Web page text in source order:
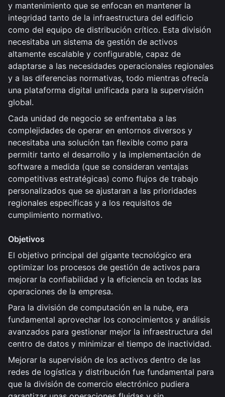
y mantenimiento que se enfocan en mantener la
integridad tanto de la infraestructura del edificio
como del equipo de distribución crítico. Esta división
necesitaba un sistema de gestión de activos
altamente escalable y configurable, capaz de
adaptarse a las necesidades operacionales regionales
y a las diferencias normativas, todo mientras ofrecía
una plataforma digital unificada para la supervisión
global.
Cada unidad de negocio se enfrentaba a las
complejidades de operar en entornos diversos y
necesitaba una solución tan flexible como para
permitir tanto el desarrollo y la implementación de
software a medida (que se consideran ventajas
competitivas estratégicas) como flujos de trabajo
personalizados que se ajustaran a las prioridades
regionales específicas y a los requisitos de
cumplimiento normativo.
Objetivos
El objetivo principal del gigante tecnológico era
optimizar los procesos de gestión de activos para
mejorar la confiabilidad y la eficiencia en todas las
operaciones de la empresa.
Para la división de computación en la nube, era
fundamental aprovechar los conocimientos y análisis
avanzados para gestionar mejor la infraestructura del
centro de datos y minimizar el tiempo de inactividad.
Mejorar la supervisión de los activos dentro de las
redes de logística y distribución fue fundamental para
que la división de comercio electrónico pudiera